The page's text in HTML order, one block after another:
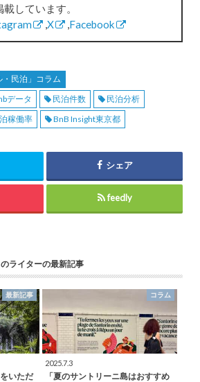
載しています。
,X ,Facebook
・民泊」コラム
データ 民泊件数
民泊分析
稼働率 BnB Insight東京都
シェア
feedly
ライターの最新記事
最新記事
いただ
コラム
2025.7.3
「夏のサントリーニ島はおすすめ